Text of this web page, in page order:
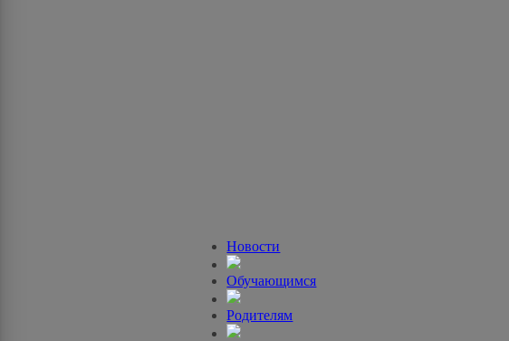
Новости
Обучающимся
Родителям